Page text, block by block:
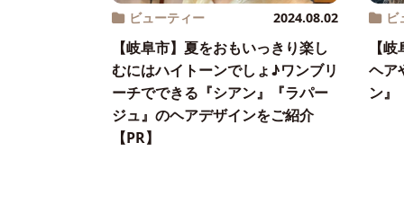
ビューティー 2024.08.02
【岐阜市】夏をおもいっきり楽し
むにはハイトーンでしょ♪ワンブリ
ーチでできる『シアン』『ラパー
ジュ』のヘアデザインをご紹介
【PR】
ビ
【
ヘア
ン』